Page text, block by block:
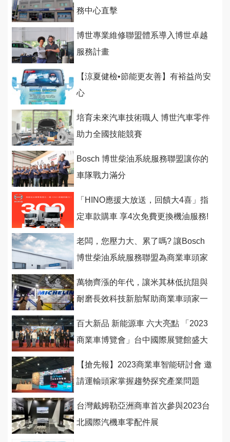
務中心直擊
博世專業維修聯盟體系導入博世卓越
服務計畫
【涼夏健檢•節能更友善】有裕益尚安
心
培育未來汽車技術職人 博世汽車零件
助力全國技能競賽
Bosch 博世柴油系統服務聯盟讓你的
車隊戰力滿分
「HINO應援大放送，回饋大4喜」指
定車款購車 享4次免費更換機油服務!
老闆，您壓力大、累了嗎? 讓Bosch
博世柴油系統服務聯盟為商業車頭家
萬物齊漲的年代，讓米其林低抗阻與
耐磨長效科技新胎幫助商業車頭家一
百大新品 新能源車 六大亮點 「2023
商業車博覽會」台中國際展覽館盛大
【搶先報】2023商業車智能研討會 邀
請運輸頭家掌握趨勢探究產業問題
台灣戴姆勒亞洲商車首次參與2023台
北國際汽機車零配件展